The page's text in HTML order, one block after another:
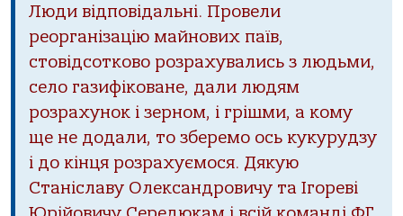
Люди відповідальні. Провели
реорганізацію майнових паїв,
стовідсотково розрахувались з людьми,
село газифіковане, дали людям
розрахунок і зерном, і грішми, а кому
ще не додали, то зберемо ось кукурудзу
і до кінця розрахуємося. Дякую
Станіславу Олександровичу та Ігореві